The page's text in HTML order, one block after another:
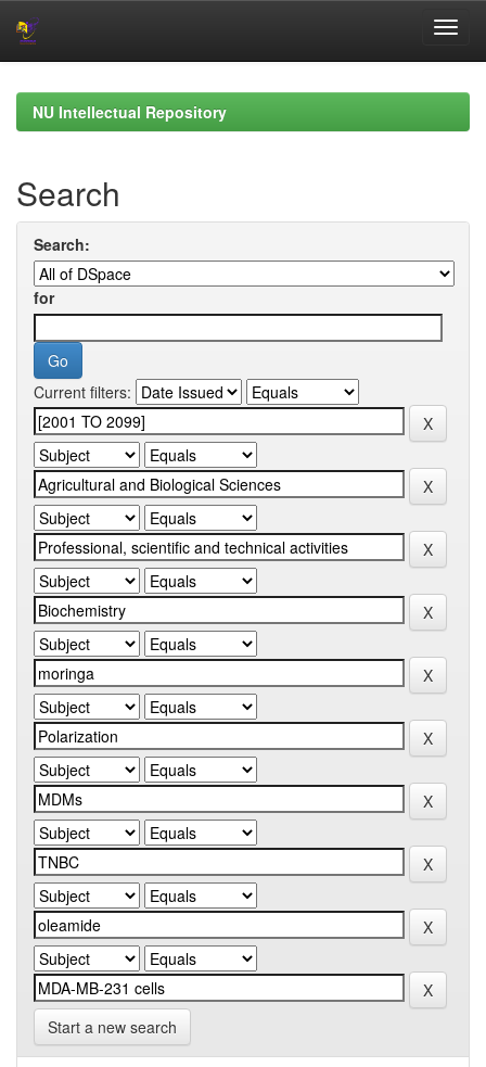
navigationNU Intellectual Repository
Search
Search:
for
Current filters:
Start a new search